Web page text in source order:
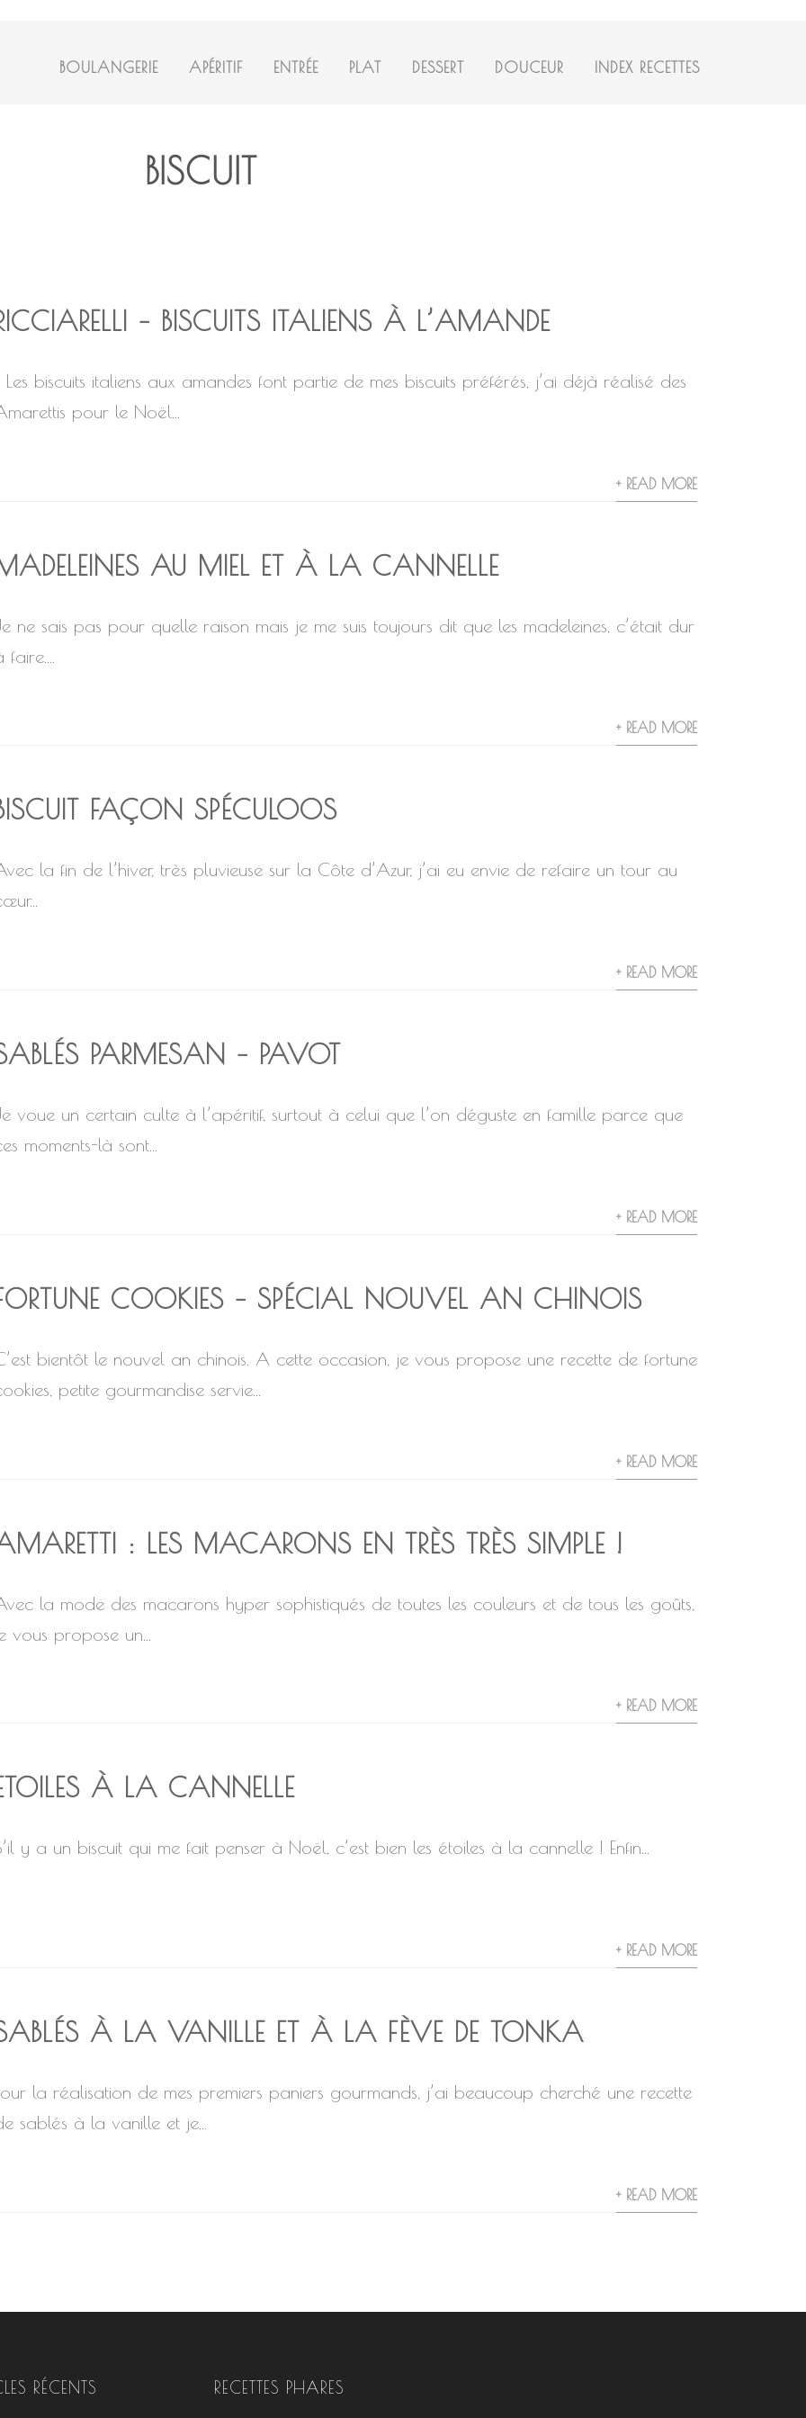
BOULANGERIE APÉRITIF ENTRÉE PLAT DESSERT DOUCEUR INDEX RECETTES
BISCUIT
– BISCUITS ITALIENS À L’AMANDE
biscuits italiens aux amandes font partie de mes biscuits préférés, j’ai déjà réalisé des
pour le Noël...
+ READ MORE
AU MIEL ET À LA CANNELLE
ne sais pas pour quelle raison mais je me suis toujours dit que les madeleines, c’était dur
faire....
+ READ MORE
FAÇON SPÉCULOOS
la fin de l’hiver, très pluvieuse sur la Côte d’Azur, j’ai eu envie de refaire un tour au
+ READ MORE
PARMESAN – PAVOT
voue un certain culte à l’apéritif, surtout à celui que l’on déguste en famille parce que
moments-là sont...
+ READ MORE
COOKIES – SPÉCIAL NOUVEL AN CHINOIS
bientôt le nouvel an chinois. A cette occasion, je vous propose une recette de fortune
petite gourmandise servie...
+ READ MORE
: LES MACARONS EN TRÈS TRÈS SIMPLE !
la mode des macarons hyper sophistiqués de toutes les couleurs et de tous les goûts,
vous propose un...
+ READ MORE
À LA CANNELLE
y a un biscuit qui me fait penser à Noël, c’est bien les étoiles à la cannelle ! Enfin...
+ READ MORE
À LA VANILLE ET À LA FÈVE DE TONKA
la réalisation de mes premiers paniers gourmands, j’ai beaucoup cherché une recette
sablés à la vanille et je...
+ READ MORE
RÉCENTS RECETTES PHARES